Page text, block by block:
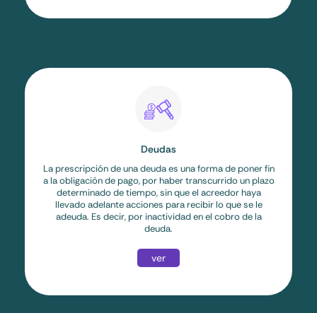
Deudas
La prescripción de una deuda es una forma de poner fin
a la obligación de pago, por haber transcurrido un plazo
determinado de tiempo, sin que el acreedor haya
llevado adelante acciones para recibir lo que se le
adeuda. Es decir, por inactividad en el cobro de la
deuda.
ver